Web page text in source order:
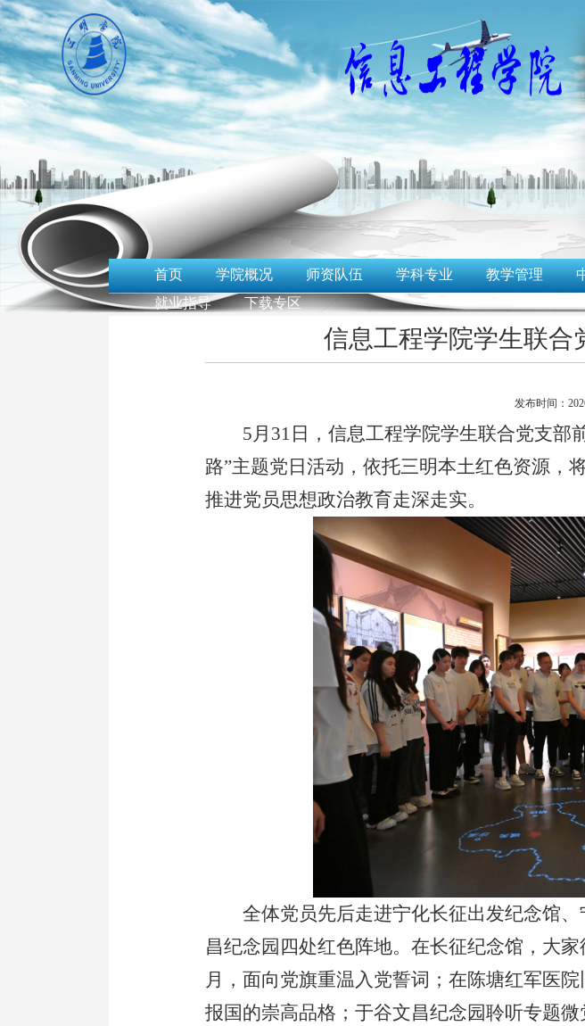
首页 学院概况 师资队伍 学科专业 教学管理
就业指导
下载专区
信息工程学院学生联合
发布时间：
5月31日，信息工程学院学生联合党支部
路”主题党日活动，依托三明本土红色资源，
推进党员思想政治教育走深走实。
全体党员先后走进宁化长征出发纪念馆
昌纪念园四处红色阵地。在长征纪念馆，大
月，面向党旗重温入党誓词；在陈塘红军医
报国的崇高品格；于谷文昌纪念园聆听专题